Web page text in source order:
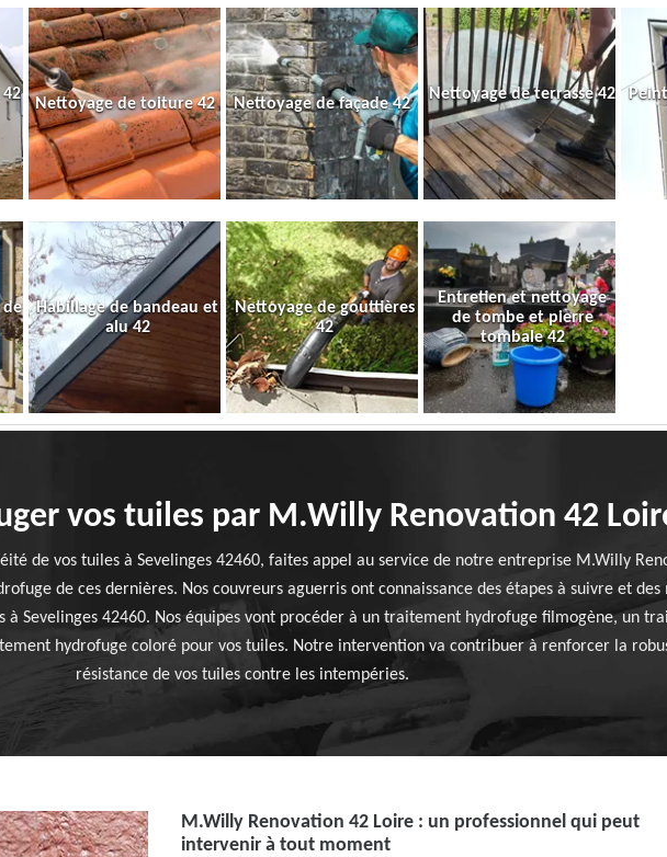
Nettoyage de toiture 42 Nettoyage de façade 42
Nettoyage de terrasse 42
de
Habillage de bandeau et
alu 42
Nettoyage de gouttières
42
Entretien et nettoyage
de tombe et pierre
tombale 42
vos tuiles par M.Willy Renovation 42
de vos tuiles à Sevelinges 42460, faites appel au service de notre entreprise M.Willy
de ces dernières. Nos couvreurs aguerris ont connaissance des étapes à suivre et des
Sevelinges 42460. Nos équipes vont procéder à un traitement hydrofuge filmogène, un
hydrofuge coloré pour vos tuiles. Notre intervention va contribuer à renforcer la
résistance de vos tuiles contre les intempéries.
M.Willy Renovation 42 Loire : un professionnel qui peut
intervenir à tout moment